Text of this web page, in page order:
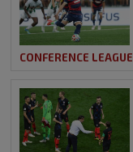
CONFERENCE LEAGUE